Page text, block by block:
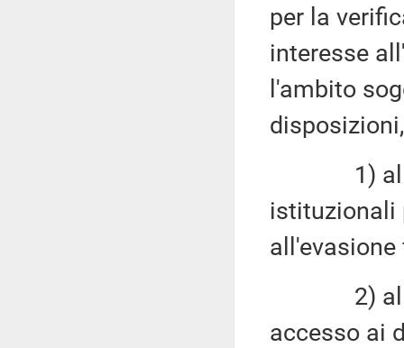
per la
interesse
l'ambito
1)
istituzionali
all'evasione
2) alla
accesso ai